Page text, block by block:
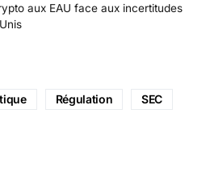
aux EAU face aux incertitudes
Régulation SEC